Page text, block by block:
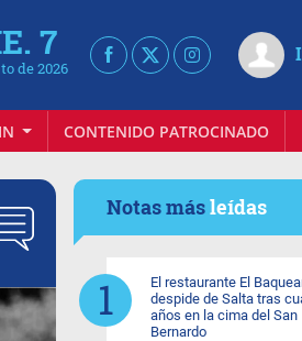
7
de 2026
CONTENIDO PATROCINADO
Notas másleídas
El restaurante El
despide de Salta tras
años en la cima del San
Bernardo